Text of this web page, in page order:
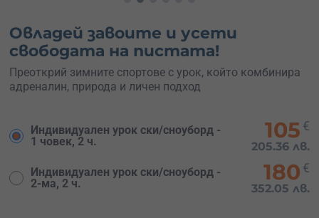
Овладей завоите и усети
свободата на пистата!
Преоткрий зимните спортове с урок, който комбинира
адреналин, природа и личен подход
Индивидуален урок ски/сноуборд -
1 човек, 2 ч.
105 €
205.36 лв.
Индивидуален урок ски/сноуборд -
2-ма, 2 ч.
180 €
352.05 лв.